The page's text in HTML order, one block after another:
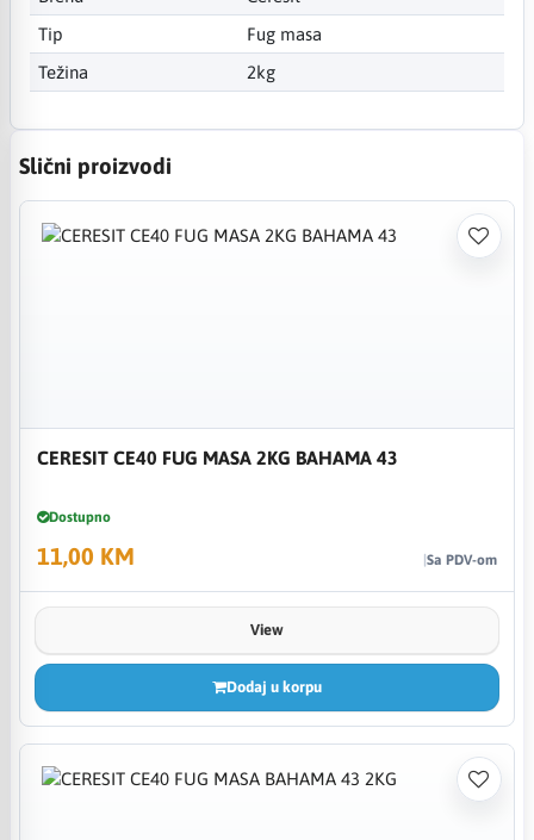
Tip
Fug masa
Težina
2kg
Slični proizvodi
CERESIT CE40 FUG MASA 2KG BAHAMA 43
Dostupno
11,00 KM Sa PDV-om
View
Dodaj u korpu